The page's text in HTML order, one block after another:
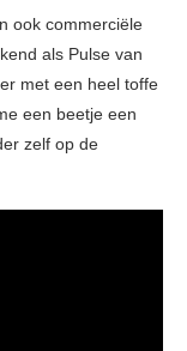
ook commerciële
als Pulse van
met een heel toffe
een beetje een
zelf op de